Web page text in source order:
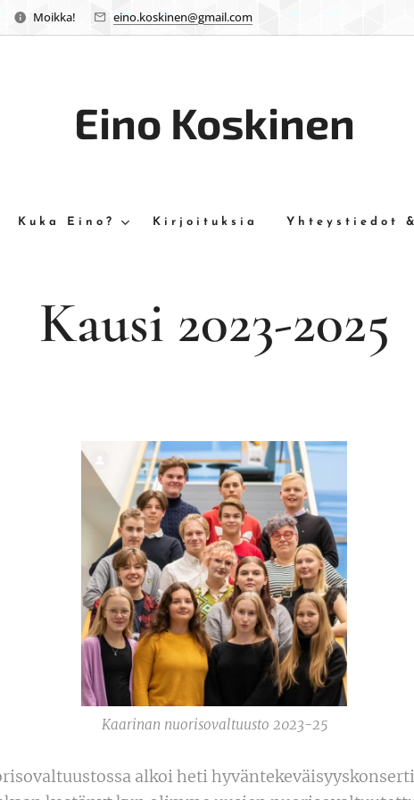
Moikka! eino.koskinen@gmail.com
Eino Koskinen
Kuka Eino? Kirjoituksia Yhteystiedot
Kausi 2023-2025
Kaarinan nuorisovaltuusto 2023-25
alkoi heti